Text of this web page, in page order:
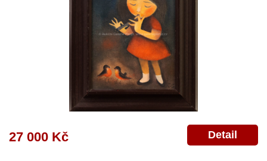
27 000 Kč Detail